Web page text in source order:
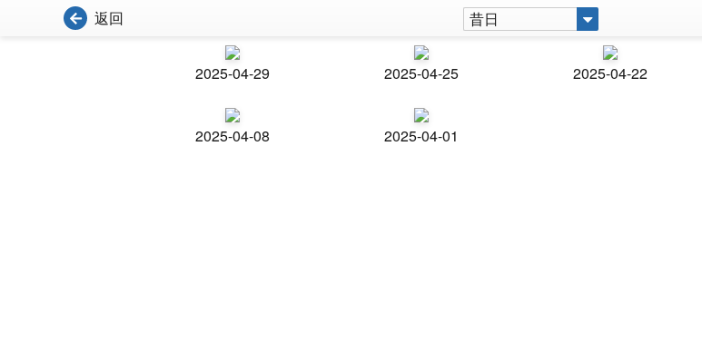
返回 昔日
2025-04-29 2025-04-25 2025-04-22
2025-04-08 2025-04-01